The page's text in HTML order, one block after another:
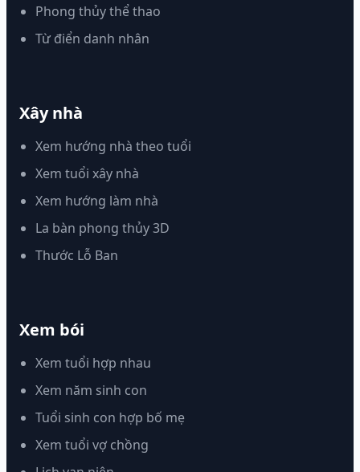
Phong thủy thể thao
Từ điển danh nhân
Xây nhà
Xem hướng nhà theo tuổi
Xem tuổi xây nhà
Xem hướng làm nhà
La bàn phong thủy 3D
Thước Lỗ Ban
Xem bói
Xem tuổi hợp nhau
Xem năm sinh con
Tuổi sinh con hợp bố mẹ
Xem tuổi vợ chồng